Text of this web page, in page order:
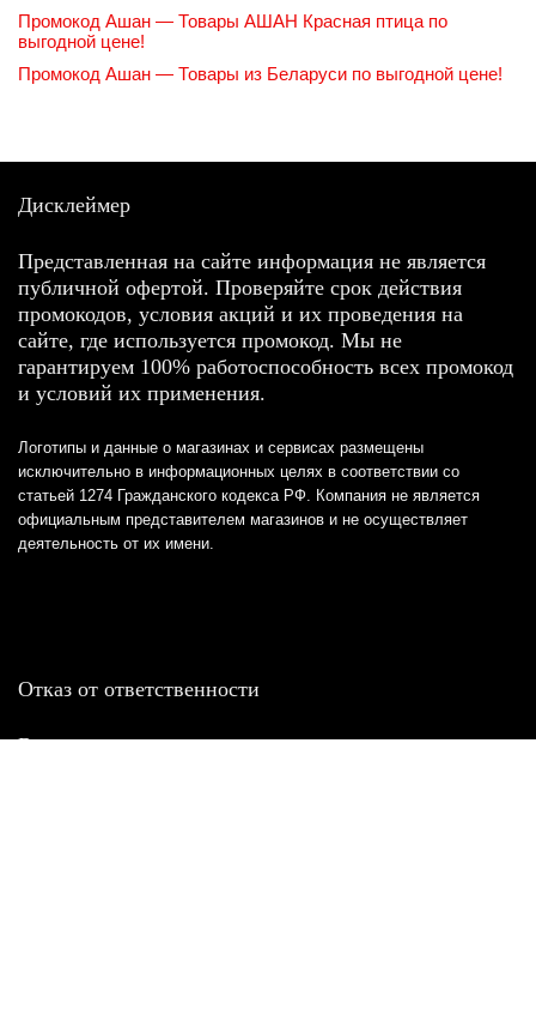
Промокод Ашан — Товары АШАН Красная птица по
выгодной цене!
Промокод Ашан — Товары из Беларуси по выгодной цене!
Дисклеймер
Представленная на сайте информация не является
публичной офертой. Проверяйте срок действия
промокодов, условия акций и их проведения на
сайте, где используется промокод. Мы не
гарантируем 100% работоспособность всех промокод
и условий их применения.
Логотипы и данные о магазинах и сервисах размещены
исключительно в информационных целях в соответствии со
статьей 1274 Гражданского кодекса РФ. Компания не является
официальным представителем магазинов и не осуществляет
деятельность от их имени.
Отказ от ответственности
Все товарные знаки и логотипы, представленные на